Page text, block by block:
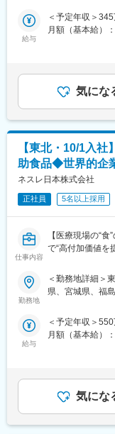
精密機器などの
■Health Care
パン・菓子・加
変更の範囲：会
長業務など)を行
https://
特徴などを学ん
店舗従業員の
バイトをどう活
ます。
20～30名のアル
に繋がる提案・
■業務の魅力：
＜身につくスキル
また徹底された
育成力・柔軟な
です。
＜キャリアパス＞
これまでのご経
均3年程度でス
その後はさらに
募も可能でござ
＜働き方＞
同社は固定残業
す。
給与
＜予定年収＞
月額（基本給）
500万円ブロッ
万円)※上記月給
賃金はあくまで
性があります。
気にな
【東北・10/1入
助食品◆世界的企
ネスレ日本株式会社
正社員 5名以上採用
仕事内容
【医療現場の“
で“高付加価値を
年休123日・土
■業務内容
医療機関への自
える真の課題を”
を行います。
◇業務内容
・自社製品の紹
ール+製品+根拠
・顧客のニーズ
勤務地
＜勤務地詳細＞
県、宮城県、福
給与
＜予定年収＞
月額（基本給）
評価を実施。賞
成されています
も目安の金額で
月給(月額)は固
気にな